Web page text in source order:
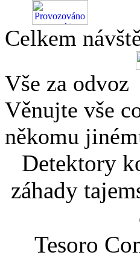
Celkem
Vše za odvoz
Věnujte vše
někomu
Detektory
záhady
Tesoro